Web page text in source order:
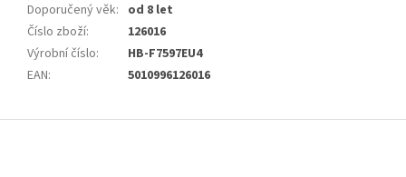
Doporučený věk: od 8 let
Číslo zboží:
126016
Výrobní číslo:
HB-F7597EU4
EAN: 5010996126016